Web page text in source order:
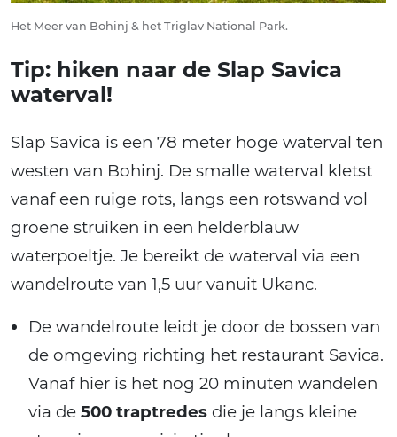
Het Meer van Bohinj & het Triglav National Park.
Tip: hiken naar de Slap Savica
waterval!
Slap Savica is een 78 meter hoge waterval ten
westen van Bohinj. De smalle waterval kletst
vanaf een ruige rots, langs een rotswand vol
groene struiken in een helderblauw
waterpoeltje. Je bereikt de waterval via een
wandelroute van 1,5 uur vanuit Ukanc.
De wandelroute leidt je door de bossen van
de omgeving richting het restaurant Savica.
Vanaf hier is het nog 20 minuten wandelen
via de 500 traptredes die je langs kleine